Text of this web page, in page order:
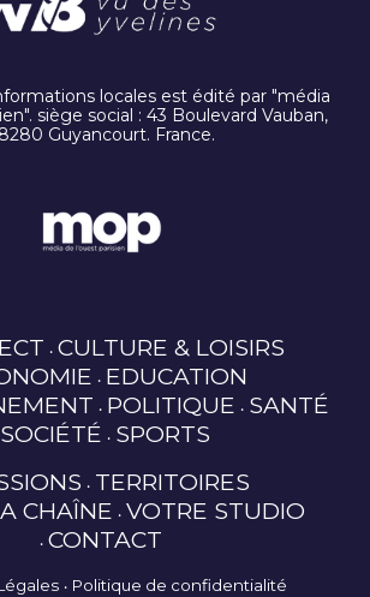
locales est édité par "média
siège social : 43 Boulevard Vauban,
Guyancourt. France.
CULTURE & LOISIRS
EDUCATION
POLITIQUE SANTÉ
SOCIÉTÉ SPORTS
TERRITOIRES
CHAÎNE VOTRE STUDIO
CONTACT
Politique de confidentialité